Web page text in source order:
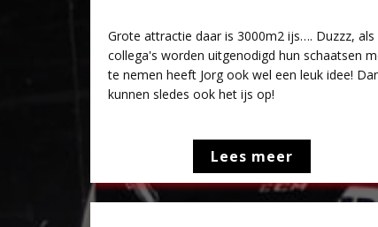
Grote attractie daar is 3000m2 ijs…. Duzzz, als
collega's worden uitgenodigd hun schaatsen
te nemen heeft Jorg ook wel een leuk idee!
kunnen sledes ook het ijs op!
Lees meer